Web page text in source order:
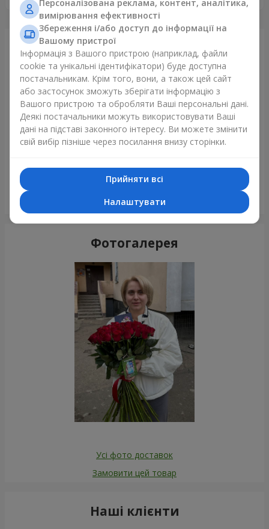
Щойно доставили
Київ
Фотогалерея
Усі фото доставок
Замовити цей товар
Наші клієнти
Персоналізована реклама, контент, аналітика,
вимірювання ефективності
Збереження і/або доступ до інформації на
Вашому пристрої
Інформація з Вашого пристрою (наприклад, файли
cookie та унікальні ідентифікатори) буде доступна
постачальникам. Крім того, вони, а також цей сайт
або застосунок зможуть зберігати інформацію з
Вашого пристрою та обробляти Ваші персональні дані.
Деякі постачальники можуть використовувати Ваші
дані на підставі законного інтересу. Ви можете змінити
свій вибір пізніше через посилання внизу сторінки.
Прийняти всі
Налаштувати